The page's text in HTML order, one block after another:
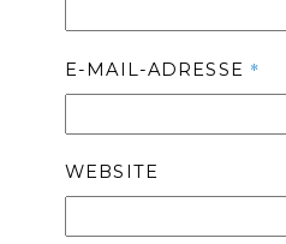
E-MAIL-ADRESSE *
WEBSITE